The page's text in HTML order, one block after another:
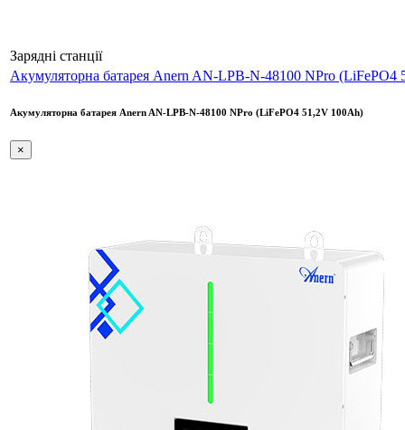
Зарядні станції
Акумуляторна батарея Anern AN-LPB-N-48100 NPro (LiFePO4
Акумуляторна батарея Anern AN-LPB-N-48100 NPro (LiFePO4 51,2V 100Ah)
×